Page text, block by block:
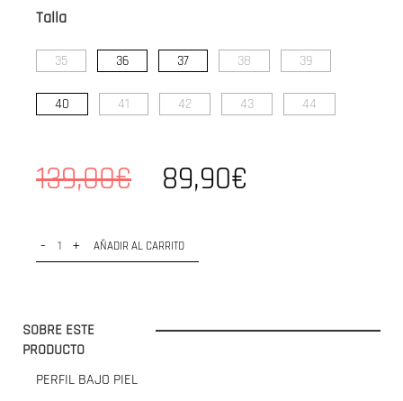
Talla
35 36 37 38 39
40 41 42 43 44
139,00€ 89,90€
- + AÑADIR AL CARRITO
SOBRE ESTE
PRODUCTO
PERFIL BAJO PIEL